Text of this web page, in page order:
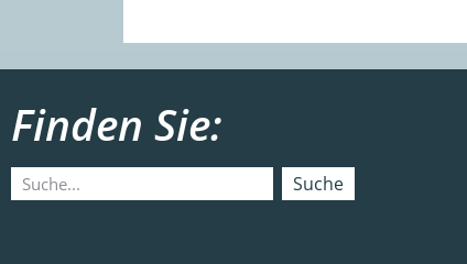
Finden Sie:
Suche